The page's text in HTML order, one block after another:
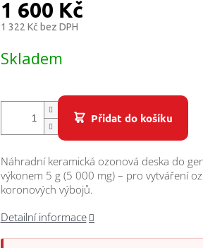
1 600 Kč
1 322 Kč bez DPH
cena:
Skladem
Přidat do košíku
Náhradní keramická ozonová deska do
výkonem 5 g (5 000 mg) – pro vytváření
koronových výbojů.
Detailní informace